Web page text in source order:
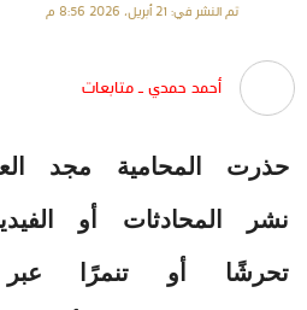
تم النشر في: 21 أبريل، 2026 8:56 م
أحمد حمدي ـ متابعات
حذرت المحامية مجد
نشر المحادثات أو
تحرشًا أو تنمرًا